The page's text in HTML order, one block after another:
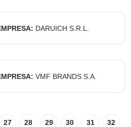
DARUICH S.R.L.
VMF BRANDS S.A.
27 28 29 30 31 32